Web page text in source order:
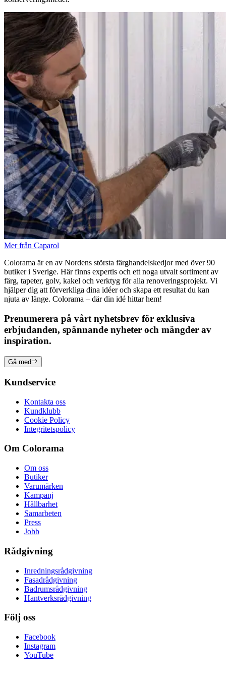
Mer från Caparol
Colorama är en av Nordens största färghandelskedjor med över 90
butiker i Sverige. Här finns expertis och ett noga utvalt sortiment av
färg, tapeter, golv, kakel och verktyg för alla renoveringsprojekt. Vi
hjälper dig att förverkliga dina idéer och skapa ett resultat du kan
njuta av länge. Colorama – där din idé hittar hem!
Prenumerera på vårt nyhetsbrev för exklusiva
erbjudanden, spännande nyheter och mängder av
inspiration.
Gå med
Kundservice
Kontakta oss
Kundklubb
Cookie Policy
Integritetspolicy
Om Colorama
Om oss
Butiker
Varumärken
Kampanj
Hållbarhet
Samarbeten
Press
Jobb
Rådgivning
Inredningsrådgivning
Fasadrådgivning
Badrumsrådgivning
Hantverksrådgivning
Följ oss
Facebook
Instagram
YouTube